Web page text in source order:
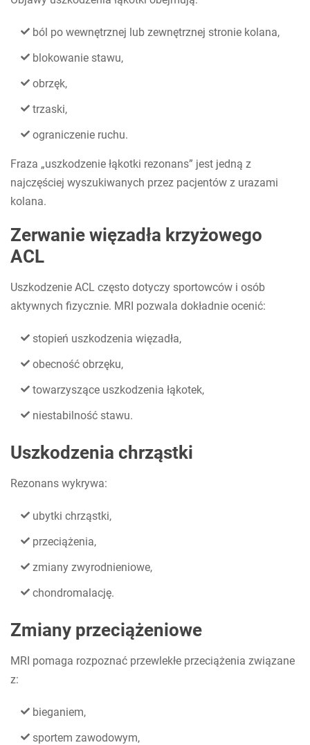
ból po wewnętrznej lub zewnętrznej stronie kolana,
blokowanie stawu,
obrzęk,
trzaski,
ograniczenie ruchu.
Fraza „uszkodzenie łąkotki rezonans” jest jedną z
najczęściej wyszukiwanych przez pacjentów z urazami
kolana.
Zerwanie więzadła krzyżowego
ACL
Uszkodzenie ACL często dotyczy sportowców i osób
aktywnych fizycznie. MRI pozwala dokładnie ocenić:
stopień uszkodzenia więzadła,
obecność obrzęku,
towarzyszące uszkodzenia łąkotek,
niestabilność stawu.
Uszkodzenia chrząstki
Rezonans wykrywa:
ubytki chrząstki,
przeciążenia,
zmiany zwyrodnieniowe,
chondromalację.
Zmiany przeciążeniowe
MRI pomaga rozpoznać przewlekłe przeciążenia związane
z:
bieganiem,
sportem zawodowym,